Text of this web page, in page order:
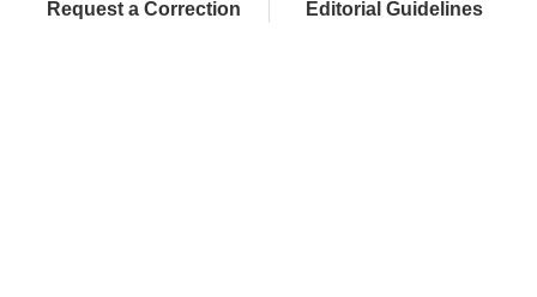
Request a Correction Editorial Guidelines